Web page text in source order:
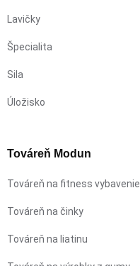
Lavičky
Špecialita
Sila
Úložisko
Továreň Modun
Továreň na fitness vybavenie
Továreň na činky
Továreň na liatinu